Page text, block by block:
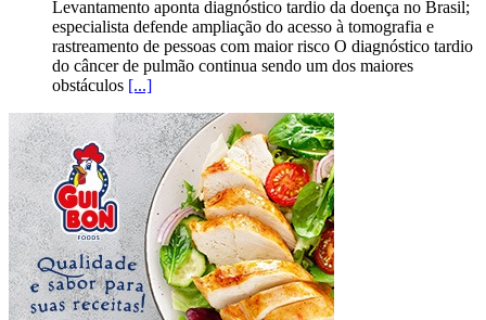
Levantamento aponta diagnóstico tardio da doença no Brasil;
especialista defende ampliação do acesso à tomografia e
rastreamento de pessoas com maior risco O diagnóstico tardio
do câncer de pulmão continua sendo um dos maiores
obstáculos [...]